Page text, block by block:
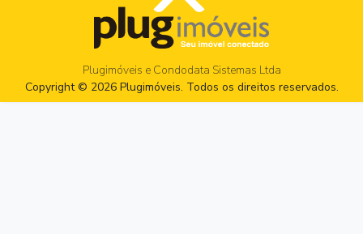
Plugimóveis e Condodata Sistemas Ltda
Copyright © 2026 Plugimóveis. Todos os direitos reservados.